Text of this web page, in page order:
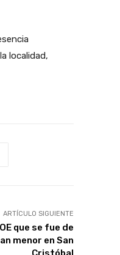
localidad,
ARTÍCULO SIGUIENTE
que se fue de
menor en San